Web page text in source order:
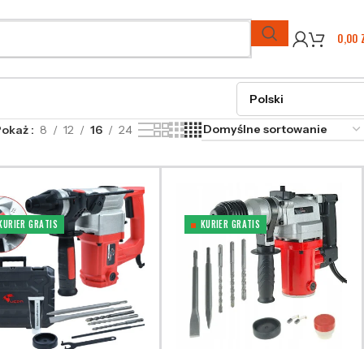
0,00
8 12 16 24
GRATIS KURIER GRATIS